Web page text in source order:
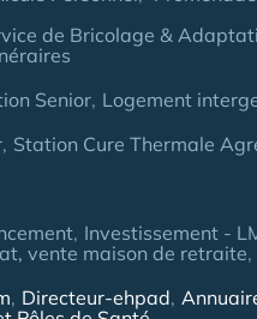
de Bricolage &
Senior Logement
Station Cure Thermale
Investissement -
vente maison de retraite
Directeur-ehpad